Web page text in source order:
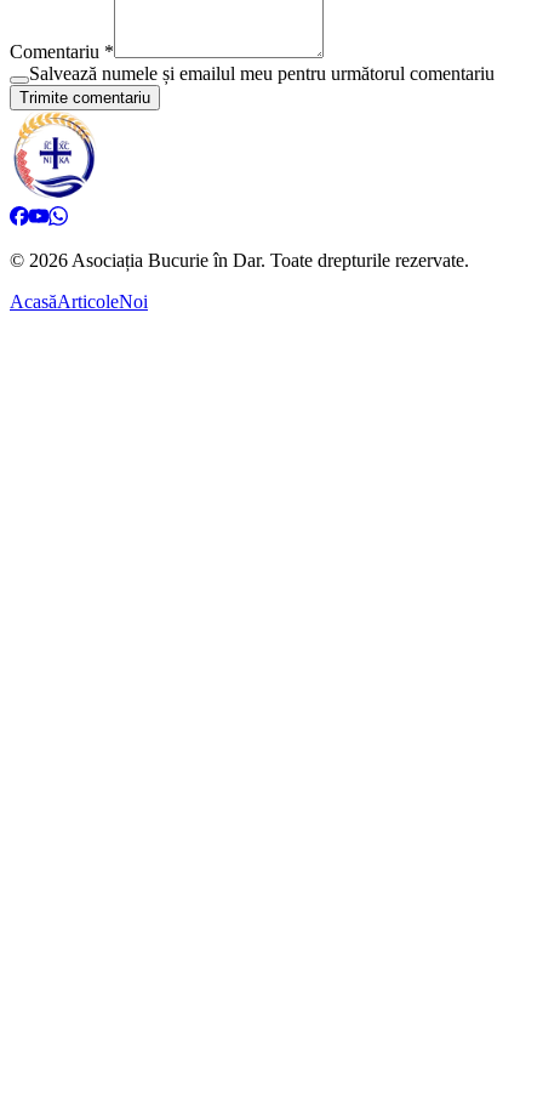
Comentariu *
Salvează numele și emailul meu pentru următorul comentariu
Trimite comentariu
© 2026 Asociația Bucurie în Dar. Toate drepturile rezervate.
AcasăArticoleNoi